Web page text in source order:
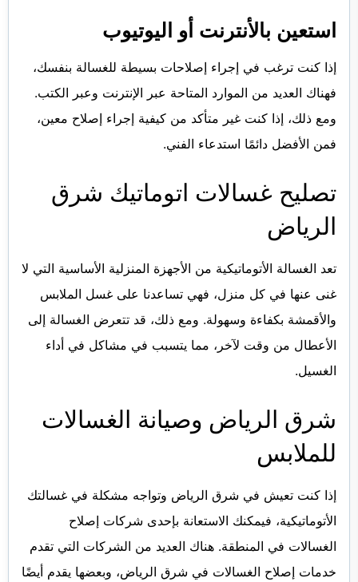
استعين بالأنترنت أو اليوتيوب
إذا كنت ترغب في إجراء إصلاحات بسيطة للغسالة بنفسك،
فهناك العديد من الموارد المتاحة عبر الإنترنت وعبر الكتب.
ومع ذلك، إذا كنت غير متأكد من كيفية إجراء إصلاح معين،
فمن الأفضل دائمًا استدعاء الفني.
تصليح غسالات اتوماتيك شرق
الرياض
تعد الغسالة الأتوماتيكية من الأجهزة المنزلية الأساسية التي لا
غنى عنها في كل منزل، فهي تساعدنا على غسل الملابس
والأقمشة بكفاءة وسهولة. ومع ذلك، قد تتعرض الغسالة إلى
الأعطال من وقت لآخر، مما يتسبب في مشاكل في أداء
الغسيل.
شرق الرياض وصيانة الغسالات
للملابس
إذا كنت تعيش في شرق الرياض وتواجه مشكلة في غسالتك
الأتوماتيكية، فيمكنك الاستعانة بإحدى شركات إصلاح
الغسالات في المنطقة. هناك العديد من الشركات التي تقدم
خدمات إصلاح الغسالات في شرق الرياض، وبعضها يقدم أيضًا